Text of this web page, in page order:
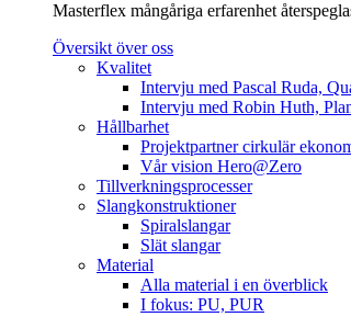
Masterflex mångåriga erfarenhet
Översikt över oss
Kvalitet
Intervju med Pascal Ruda,
Intervju med Robin Huth,
Hållbarhet
Projektpartner cirkulär
Vår vision Hero@Zero
Tillverkningsprocesser
Slangkonstruktioner
Spiralslangar
Slät slangar
Material
Alla material i en överblick
I fokus: PU, PUR